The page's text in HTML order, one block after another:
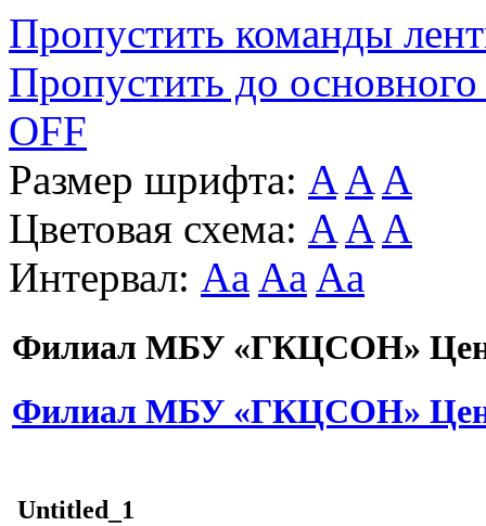
Пропустить команды
Пропустить до основного
OFF
Размер шрифта: A A A
Цветовая схема: A A A
Интервал: Aa Aa Aa
Филиал МБУ «ГКЦСОН»
Филиал МБУ «ГКЦСОН»
Untitled_1